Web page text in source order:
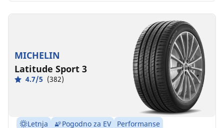
MICHELIN
Latitude Sport 3
4.7/5 (382)
Letnja Pogodno za EV
Performanse